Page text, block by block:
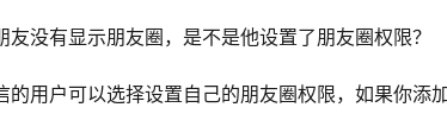
友没有显示朋友圈，是不是他设置了朋友圈权限？
的用户可以选择设置自己的朋友圈权限，如果你添